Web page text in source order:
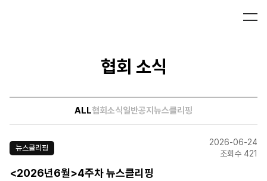
협회 소식
ALL협회소식일반공지 뉴스클리핑
뉴스클리핑
2026-06-24
조회수 421
<2026년6월>4주차 뉴스클리핑